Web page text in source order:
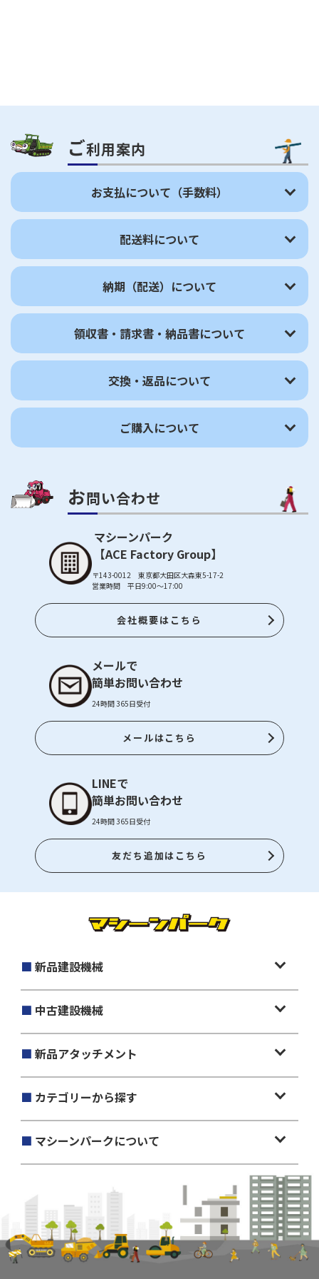
ご利用案内
お支払について（手数料）
配送料について
納期（配送）について
領収書・請求書・納品書について
交換・返品について
ご購入について
お問い合わせ
マシーンパーク
【ACE Factory Group】
〒143-0012 東京都大田区大森東5-17-2
営業時間 平日9:00～17:00
会社概要はこちら
メールで
簡単お問い合わせ
24時間 365日受付
メールはこちら
LINEで
簡単お問い合わせ
24時間 365日受付
友だち追加はこちら
■ 新品建設機械
■ 中古建設機械
■ 新品アタッチメント
■ カテゴリーから探す
■ マシーンパークについて